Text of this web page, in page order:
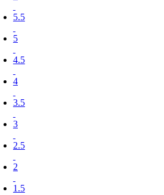
5.5
5
4.5
4
3.5
3
2.5
2
1.5